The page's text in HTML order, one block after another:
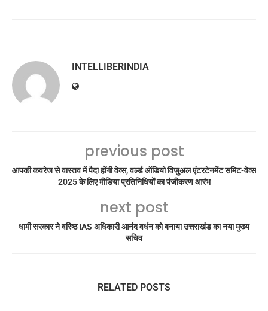
INTELLIBERINDIA
previous post
आपकी कवरेज से वास्तव में पैदा होंगी वेव्स, वर्ल्ड ऑडियो विजुअल एंटरटेनमेंट समिट-वेव्स
2025 के लिए मीडिया प्रतिनिधियों का पंजीकरण आरंभ
next post
धामी सरकार ने वरिष्ठ IAS अधिकारी आनंद वर्धन को बनाया उत्तराखंड का नया मुख्य
सचिव
RELATED POSTS